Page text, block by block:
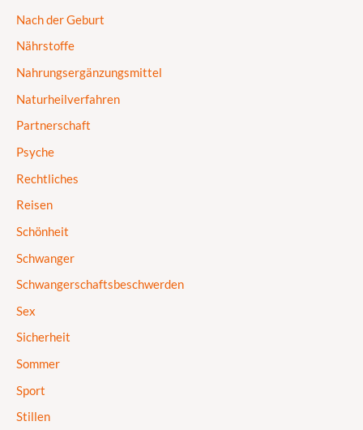
Nach der Geburt
Nährstoffe
Nahrungsergänzungsmittel
Naturheilverfahren
Partnerschaft
Psyche
Rechtliches
Reisen
Schönheit
Schwanger
Schwangerschaftsbeschwerden
Sex
Sicherheit
Sommer
Sport
Stillen